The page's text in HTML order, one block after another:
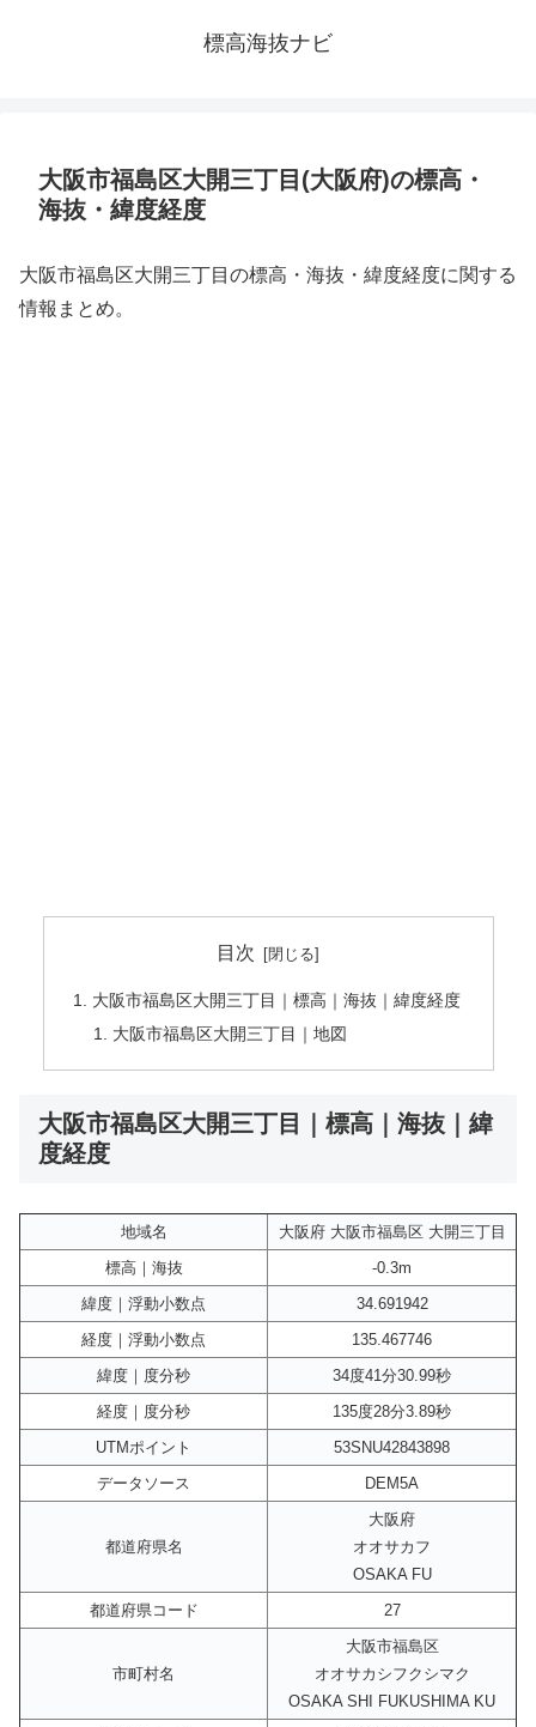
標高海抜ナビ
大阪市福島区大開三丁目(大阪府)の標高・
海抜・緯度経度
大阪市福島区大開三丁目の標高・海抜・緯度経度に関する
情報まとめ。
目次
大阪市福島区大開三丁目｜標高｜海抜｜緯度経度
大阪市福島区大開三丁目｜地図
大阪市福島区大開三丁目｜標高｜海抜｜緯
度経度
地域名
大阪府 大阪市福島区 大開三丁目
標高｜海抜
-0.3m
緯度｜浮動小数点
34.691942
経度｜浮動小数点
135.467746
緯度｜度分秒
34度41分30.99秒
経度｜度分秒
135度28分3.89秒
UTMポイント
53SNU42843898
データソース
DEM5A
都道府県名
大阪府
オオサカフ
OSAKA FU
都道府県コード
27
市町村名
大阪市福島区
オオサカシフクシマク
OSAKA SHI FUKUSHIMA KU